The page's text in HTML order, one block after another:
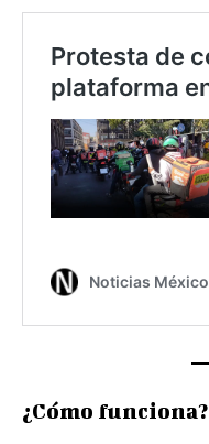
¿Cómo funciona?